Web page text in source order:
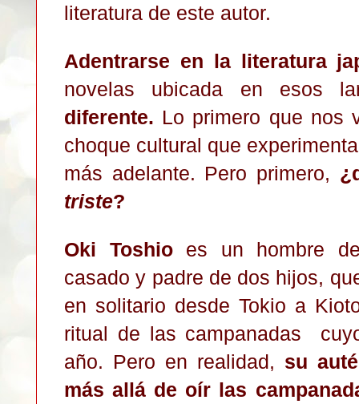
literatura de este autor.
Adentrarse en la literatura
novelas ubicada en esos
diferente. Lo primero que nos
choque cultural que
más adelante. Pero primero,
triste?
Oki Toshioes un hombre de
casado y padre de dos hijos,
en solitario desde Tokio a
ritual de las campanadas
año. Pero en realidad, su
más allá de oír las